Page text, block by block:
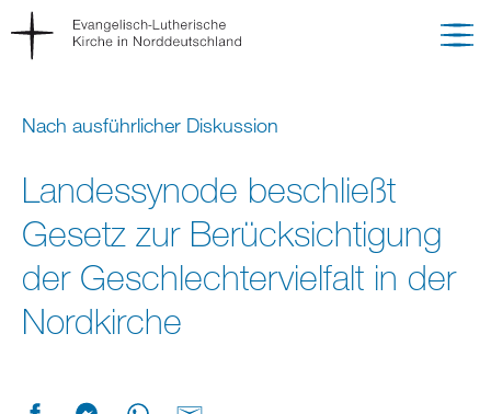
Nach ausführlicher Diskussion
Landessynode beschließt
Gesetz zur Berücksichtigung
der Geschlechtervielfalt in der
Nordkirche